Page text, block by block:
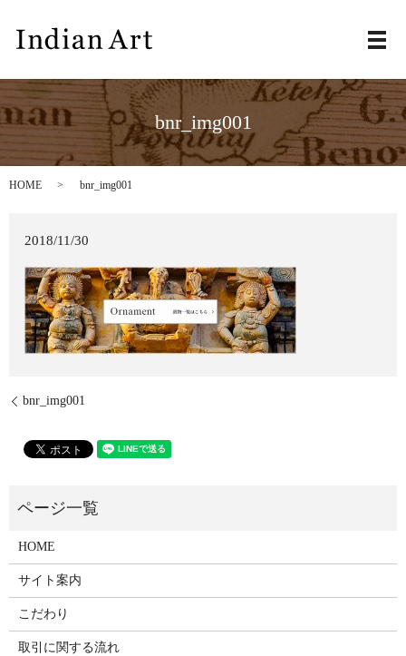
メ
bnr_img001
HOME bnr_img001
2018/11/30
bnr_img001
HOME
サイト案内
こだわり
取引に関する流れ